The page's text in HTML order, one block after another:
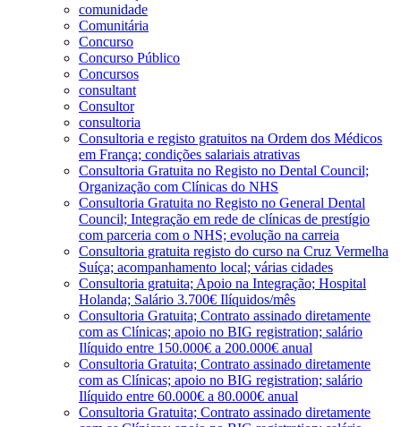
comunidade
Comunitária
Concurso
Concurso Público
Concursos
consultant
Consultor
consultoria
Consultoria e registo gratuitos na Ordem dos Médicos
em França; condições salariais atrativas
Consultoria Gratuita no Registo no Dental Council;
Organização com Clínicas do NHS
Consultoria Gratuita no Registo no General Dental
Council; Integração em rede de clínicas de prestígio
com parceria com o NHS; evolução na carreia
Consultoria gratuita registo do curso na Cruz Vermelha
Suíça; acompanhamento local; várias cidades
Consultoria gratuita; Apoio na Integração; Hospital
Holanda; Salário 3.700€ Ilíquidos/mês
Consultoria Gratuita; Contrato assinado diretamente
com as Clínicas; apoio no BIG registration; salário
Ilíquido entre 150.000€ a 200.000€ anual
Consultoria Gratuita; Contrato assinado diretamente
com as Clínicas; apoio no BIG registration; salário
Ilíquido entre 60.000€ a 80.000€ anual
Consultoria Gratuita; Contrato assinado diretamente